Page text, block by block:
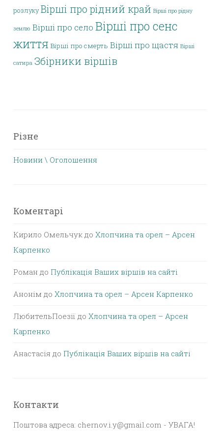
розлуку Вірші про рідний край Вірші про рідну
землю Вірші про село Вірші про сенс
життя Вірші про смерть Вірші про щастя Вірші
сатира Збірники віршів
Різне
Новини \ Оголошення
Коментарі
Кирило Омельчук до Хлопчина та орел – Арсен
Карпенко
Роман до Публікація Ваших віршів на сайті
Анонім до Хлопчина та орел – Арсен Карпенко
ЛюбительПоезії до Хлопчина та орел – Арсен
Карпенко
Анастасія до Публікація Ваших віршів на сайті
Контакти
Поштова адреса: chernov.i.y@gmail.com - УВАГА!